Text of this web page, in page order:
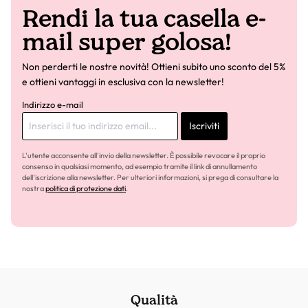
Rendi la tua casella e-
mail super golosa!
Non perderti le nostre novità! Ottieni subito uno sconto del 5%
e ottieni vantaggi in esclusiva con la newsletter!
Indirizzo e-mail
Iscriviti
L'utente acconsente all'invio della newsletter. È possibile revocare il proprio
consenso in qualsiasi momento, ad esempio tramite il link di annullamento
dell'iscrizione alla newsletter. Per ulteriori informazioni, si prega di consultare la
nostrapolitica di protezione dati.
Qualità